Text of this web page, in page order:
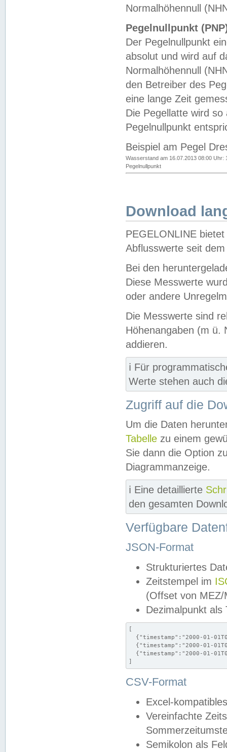
Normalhöhennull
Pegelnullpunkt
Der Pegelnullpunkt
absolut und wird auf
Normalhöhennull
den Betreiber des
eine lange Zeit
Die Pegellatte wird
Pegelnullpunkt
Beispiel am Pegel
Wasserstand am 16.07.2013 08:00 Uhr:
Pegelnullpunkt
Download
PEGELONLINE
Abflusswerte seit
Bei den
Diese Messwerte
oder andere
Die Messwerte sind
Höhenangaben (m ü.
addieren.
ℹ️ Für
Werte stehen auch
Zugriff auf die
Um die Daten
Tabelle zu einem
Sie dann die Option
Diagrammanzeige.
ℹ️ Eine detaillierte
den gesamten
Verfügbare
JSON-Format
Strukturiertes
Zeitstempel im
(Offset von MEZ/
Dezimalpunkt als
[
{"timestamp":"2000-01-
{"timestamp":"2000-01-
{"timestamp":"2000-01-
]
CSV-Format
Excel-
Vereinfachte
Semikolon als